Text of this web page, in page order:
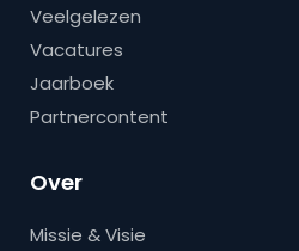
Veelgelezen
Vacatures
Jaarboek
Partnercontent
Over
Missie & Visie